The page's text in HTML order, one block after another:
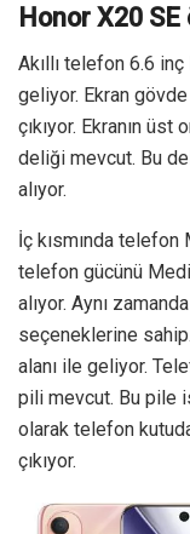
Honor X20
Akıllı telefon 6.6
geliyor. Ekran
çıkıyor. Ekranın
deliği mevcut. Bu
alıyor.
İç kısmında telefon
telefon gücünü
alıyor. Aynı
seçeneklerine
alanı ile geliyor.
pili mevcut. Bu pile
olarak telefon
çıkıyor.